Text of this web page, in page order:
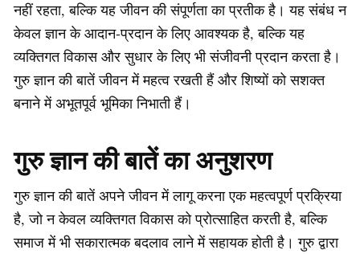
नहीं रहता, बल्कि यह जीवन की संपूर्णता का प्रतीक है। यह संबंध न
केवल ज्ञान के आदान-प्रदान के लिए आवश्यक है, बल्कि यह
व्यक्तिगत विकास और सुधार के लिए भी संजीवनी प्रदान करता है।
गुरु ज्ञान की बातें जीवन में महत्व रखती हैं और शिष्यों को सशक्त
बनाने में अभूतपूर्व भूमिका निभाती हैं।
गुरु ज्ञान की बातें का अनुशरण
गुरु ज्ञान की बातें अपने जीवन में लागू करना एक महत्वपूर्ण प्रक्रिया
है, जो न केवल व्यक्तिगत विकास को प्रोत्साहित करती है, बल्कि
समाज में भी सकारात्मक बदलाव लाने में सहायक होती है। गुरु द्वारा